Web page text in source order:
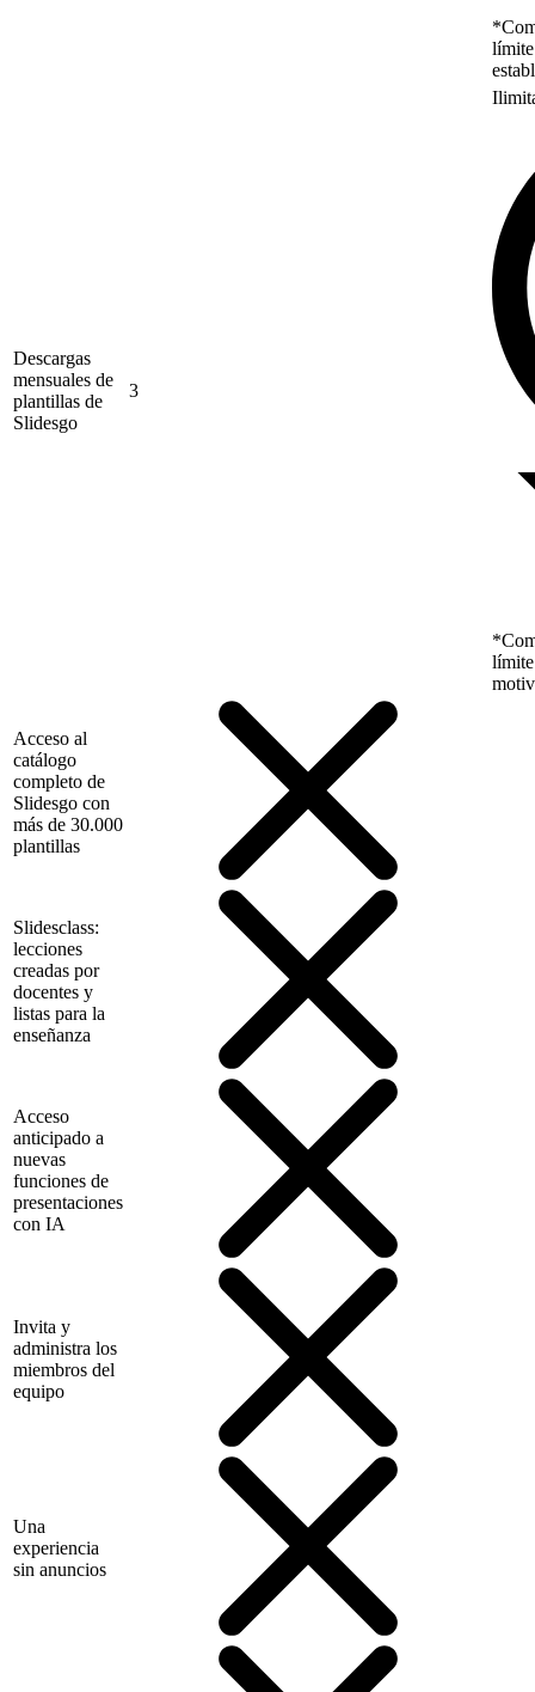
Descargas
mensuales de
plantillas de
Slidesgo
3
límite
Acceso al
catálogo
completo de
Slidesgo con
más de 30.000
plantillas
Slidesclass:
lecciones
creadas por
docentes y
listas para la
enseñanza
Acceso
anticipado a
nuevas
funciones de
presentaciones
con IA
Invita y
administra los
miembros del
equipo
Una
experiencia
sin anuncios